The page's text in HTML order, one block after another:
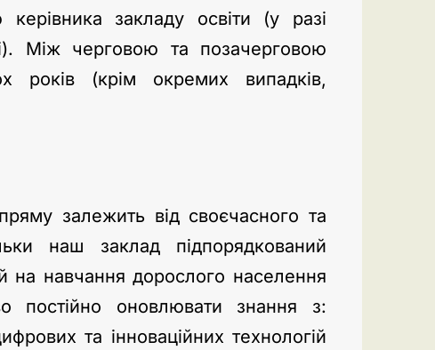
закладу освіти (у разі
Між черговою та позачерговою
(крім окремих випадків,
залежить від своєчасного та
наш заклад підпорядкований
на навчання дорослого населення
постійно оновлювати знання з:
та інноваційних технологій